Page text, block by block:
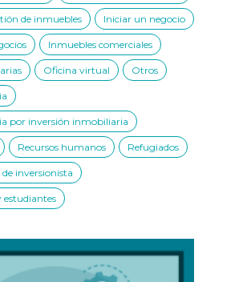
de inmuebles Iniciar un negocio
Inmuebles comerciales
Oficina virtual Otros
por inversión inmobiliaria
Recursos humanos Refugiados
de inversionista
estudiantes